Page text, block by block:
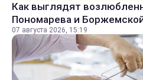
Как выглядят
Пономарева и
07 августа 2026, 15:19